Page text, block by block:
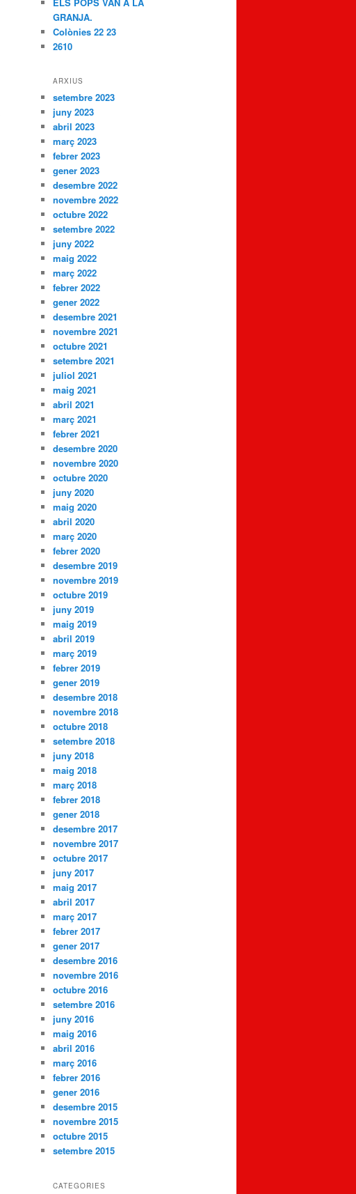
GRANJA.
Colònies 22 23
2610
ARXIUS
setembre 2023
juny 2023
abril 2023
març 2023
febrer 2023
gener 2023
desembre 2022
novembre 2022
octubre 2022
setembre 2022
juny 2022
maig 2022
març 2022
febrer 2022
gener 2022
desembre 2021
novembre 2021
octubre 2021
setembre 2021
juliol 2021
maig 2021
abril 2021
març 2021
febrer 2021
desembre 2020
novembre 2020
octubre 2020
juny 2020
maig 2020
abril 2020
març 2020
febrer 2020
desembre 2019
novembre 2019
octubre 2019
juny 2019
maig 2019
abril 2019
març 2019
febrer 2019
gener 2019
desembre 2018
novembre 2018
octubre 2018
setembre 2018
juny 2018
maig 2018
març 2018
febrer 2018
gener 2018
desembre 2017
novembre 2017
octubre 2017
juny 2017
maig 2017
abril 2017
març 2017
febrer 2017
gener 2017
desembre 2016
novembre 2016
octubre 2016
setembre 2016
juny 2016
maig 2016
abril 2016
març 2016
febrer 2016
gener 2016
desembre 2015
novembre 2015
octubre 2015
setembre 2015
CATEGORIES